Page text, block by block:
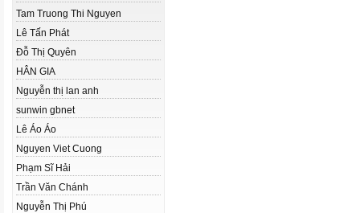
Tam Truong Thi Nguyen
Lê Tấn Phát
Đỗ Thị Quyên
HÂN GIA
Nguyễn thị lan anh
sunwin gbnet
Lê Áo Áo
Nguyen Viet Cuong
Phạm Sĩ Hải
Trần Văn Chánh
Nguyễn Thị Phú